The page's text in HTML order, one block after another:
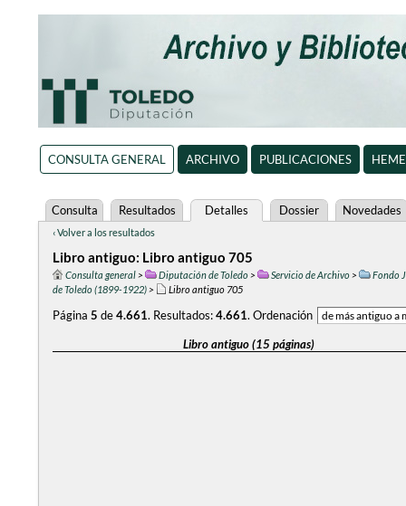
CONSULTA GENERAL ARCHIVO PUBLICACIONES
Consulta Resultados Detalles Dossier Novedades
‹ Volver a los resultados
Libro antiguo: Libro antiguo 705
Consulta general> Diputación de Toledo> Servicio de Archivo>
Fondo
de Toledo (1899-1922)> Libro antiguo 705
Página 5 de4.661. Resultados:4.661. Ordenación
Libro antiguo (15 páginas)